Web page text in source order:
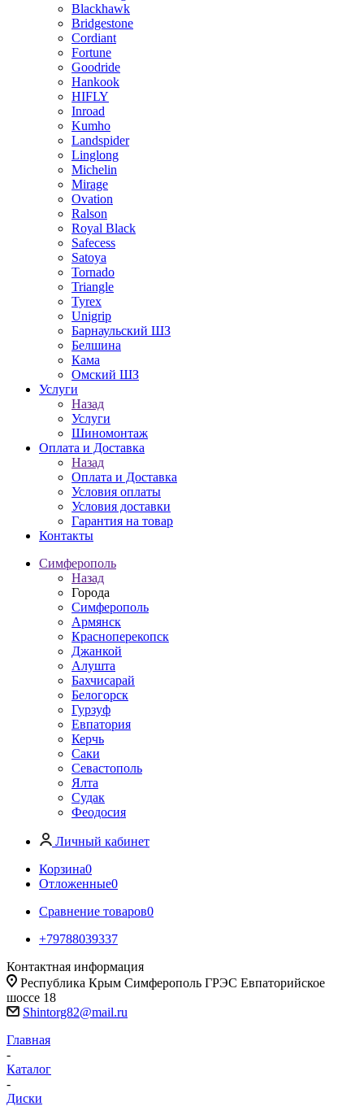
Blackhawk
Bridgestone
Cordiant
Fortune
Goodride
Hankook
HIFLY
Inroad
Kumho
Landspider
Linglong
Michelin
Mirage
Ovation
Ralson
Royal Black
Safecess
Satoya
Tornado
Triangle
Tyrex
Unigrip
Барнаульский ШЗ
Белшина
Кама
Омский ШЗ
Услуги
Назад
Услуги
Шиномонтаж
Оплата и Доставка
Назад
Оплата и Доставка
Условия оплаты
Условия доставки
Гарантия на товар
Контакты
Симферополь
Назад
Города
Симферополь
Армянск
Красноперекопск
Джанкой
Алушта
Бахчисарай
Белогорск
Гурзуф
Евпатория
Керчь
Саки
Севастополь
Ялта
Судак
Феодосия
Личный кабинет
Корзина0
Отложенные0
Сравнение товаров0
+79788039337
Контактная информация
Республика Крым Симферополь ГРЭС Евпаторийское
шоссе 18
Shintorg82@mail.ru
Главная
-
Каталог
-
Диски